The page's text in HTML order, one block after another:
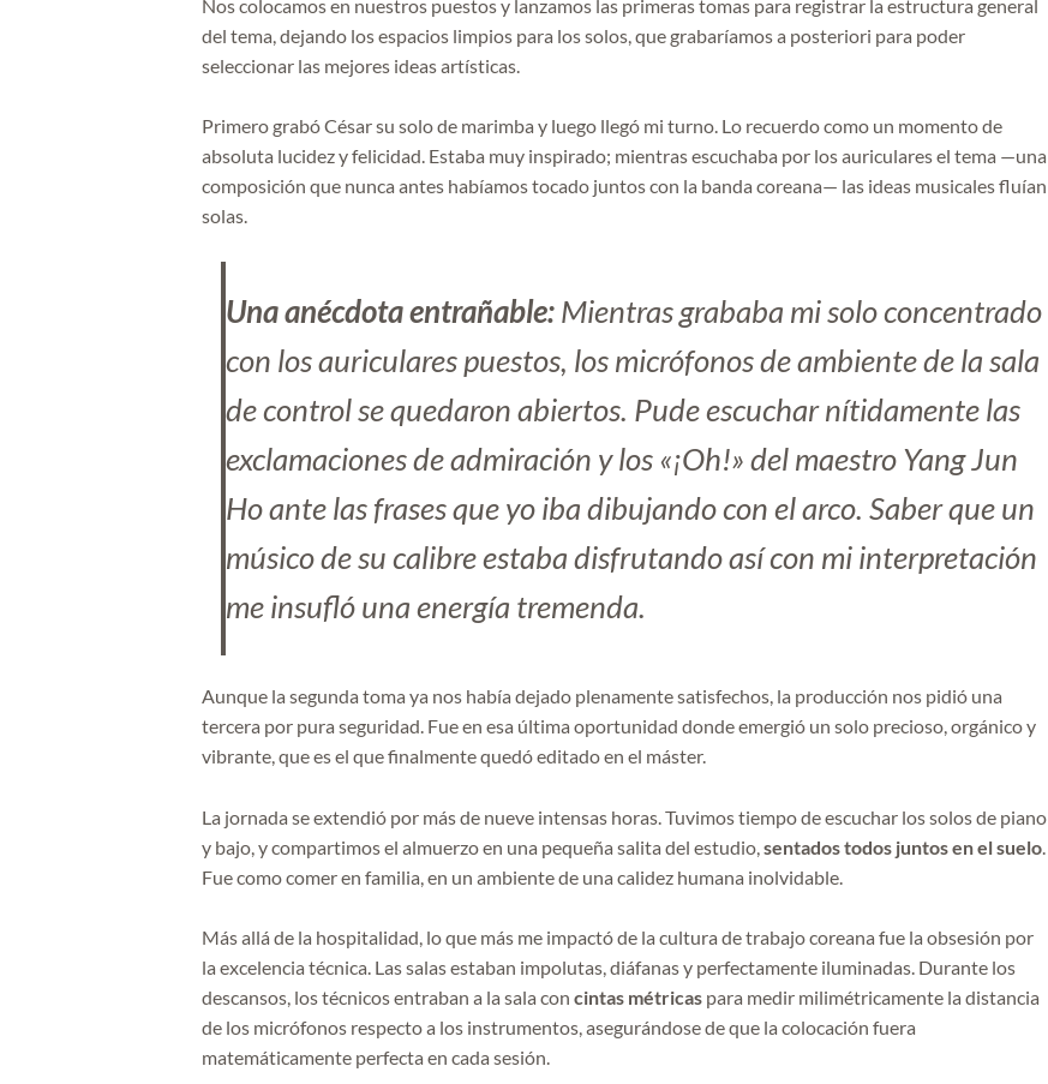
Nos colocamos en nuestros puestos y lanzamos las primeras tomas para registrar la estructura general
del tema, dejando los espacios limpios para los solos, que grabaríamos a posteriori para poder
seleccionar las mejores ideas artísticas.
Primero grabó César su solo de marimba y luego llegó mi turno. Lo recuerdo como un momento de
absoluta lucidez y felicidad. Estaba muy inspirado; mientras escuchaba por los auriculares el tema —una
composición que nunca antes habíamos tocado juntos con la banda coreana— las ideas musicales fluían
solas.
Una anécdota entrañable:Mientras grababa mi solo concentrado
con los auriculares puestos, los micrófonos de ambiente de la sala
de control se quedaron abiertos. Pude escuchar nítidamente las
exclamaciones de admiración y los «¡Oh!» del maestro Yang Jun
Ho ante las frases que yo iba dibujando con el arco. Saber que un
músico de su calibre estaba disfrutando así con mi interpretación
me insufló una energía tremenda.
Aunque la segunda toma ya nos había dejado plenamente satisfechos, la producción nos pidió una
tercera por pura seguridad. Fue en esa última oportunidad donde emergió un solo precioso, orgánico y
vibrante, que es el que finalmente quedó editado en el máster.
La jornada se extendió por más de nueve intensas horas. Tuvimos tiempo de escuchar los solos de piano
y bajo, y compartimos el almuerzo en una pequeña salita del estudio,sentados todos juntos en el suelo.
Fue como comer en familia, en un ambiente de una calidez humana inolvidable.
Más allá de la hospitalidad, lo que más me impactó de la cultura de trabajo coreana fue la obsesión por
la excelencia técnica. Las salas estaban impolutas, diáfanas y perfectamente iluminadas. Durante los
descansos, los técnicos entraban a la sala con cintas métricas para medir milimétricamente la distancia
de los micrófonos respecto a los instrumentos, asegurándose de que la colocación fuera
matemáticamente perfecta en cada sesión.